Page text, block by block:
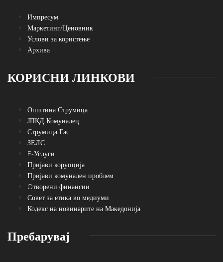
Импресум
Маркетинг/Ценовник
Услови за користење
Архива
КОРИСНИ ЛИНКОВИ
Општина Струмица
ЈПКД Комуналец
Струмица Гас
ЗЕЛС
E-Услуги
Пријави корупција
Пријави комунален проблем
Oтворени финансии
Совет за етика во медиуми
Кодекс на новинарите на Македонија
Пребарувај